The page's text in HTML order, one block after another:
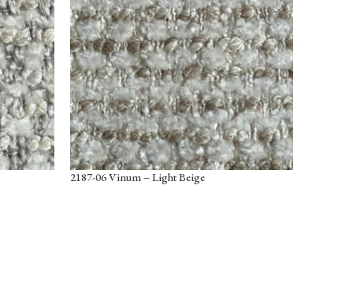
2187-06 Vinum – Light Beige